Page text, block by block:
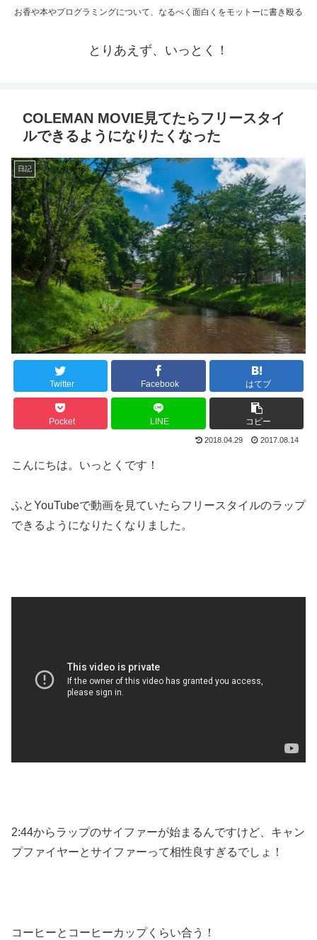
お香や本やプログラミングについて、なるべく面白くをモットーに書き殴る
とりあえず、いっとく！
COLEMAN MOVIE見てたらフリースタイ
ルできるようになりたくなった
日記
Twitter Facebook はてブ
Pocket LINE コピー
2018.04.29 2017.08.14
こんにちは。いっとくです！
ふとYouTubeで動画を見ていたらフリースタイルのラップ
できるようになりたくなりました。
2:44からラップのサイファーが始まるんですけど、キャン
プファイヤーとサイファーって相性良すぎるでしょ！
コーヒーとコーヒーカップくらい合う！